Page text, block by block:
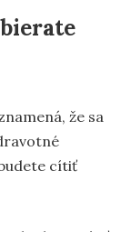
že sa
cítiť